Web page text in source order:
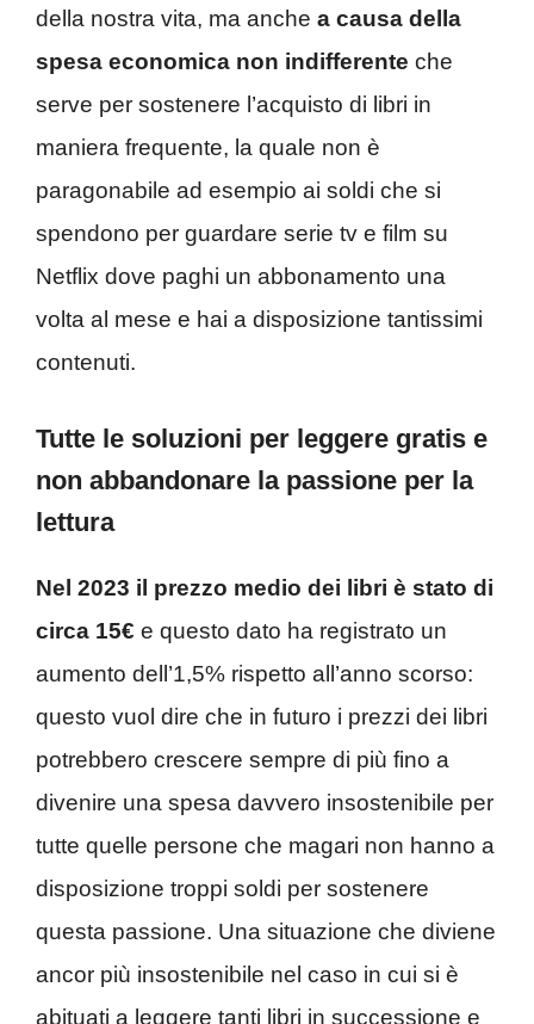
della nostra vita, ma anche a causa della
spesa economica non indifferente che
serve per sostenere l’acquisto di libri in
maniera frequente, la quale non è
paragonabile ad esempio ai soldi che si
spendono per guardare serie tv e film su
Netflix dove paghi un abbonamento una
volta al mese e hai a disposizione tantissimi
contenuti.
Tutte le soluzioni per leggere gratis e
non abbandonare la passione per la
lettura
Nel 2023 il prezzo medio dei libri è stato di
circa 15€ e questo dato ha registrato un
aumento dell’1,5% rispetto all’anno scorso:
questo vuol dire che in futuro i prezzi dei libri
potrebbero crescere sempre di più fino a
divenire una spesa davvero insostenibile per
tutte quelle persone che magari non hanno a
disposizione troppi soldi per sostenere
questa passione. Una situazione che diviene
ancor più insostenibile nel caso in cui si è
abituati a leggere tanti libri in successione e